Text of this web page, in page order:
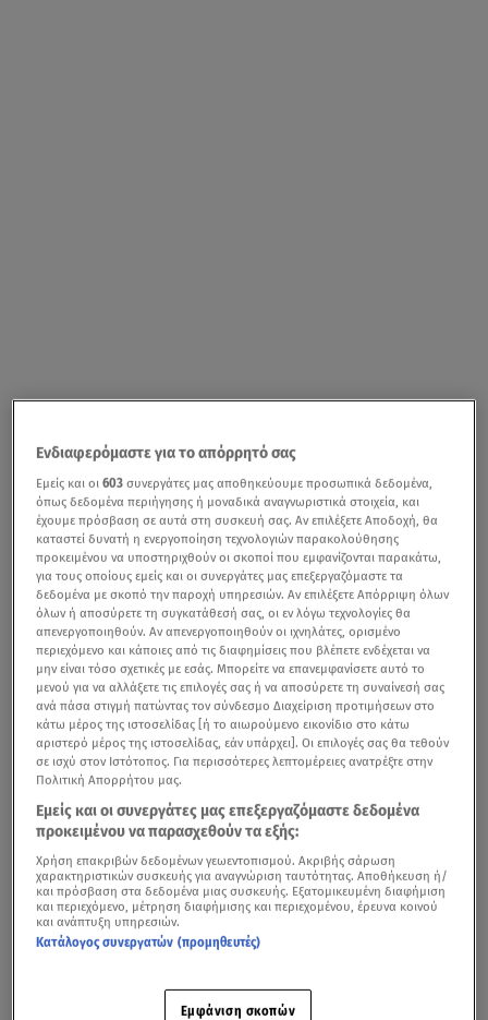
Ενδιαφερόμαστε για το απόρρητό σας
Εμείς και οι603 συνεργάτες μας αποθηκεύουμε προσωπικά δεδομένα,
όπως δεδομένα περιήγησης ή μοναδικά αναγνωριστικά στοιχεία, και
έχουμε πρόσβαση σε αυτά στη συσκευή σας. Αν επιλέξετε Αποδοχή, θα
καταστεί δυνατή η ενεργοποίηση τεχνολογιών παρακολούθησης
προκειμένου να υποστηριχθούν οι σκοποί που εμφανίζονται παρακάτω,
για τους οποίους εμείς και οι συνεργάτες μας επεξεργαζόμαστε τα
δεδομένα με σκοπό την παροχή υπηρεσιών. Αν επιλέξετε Απόρριψη όλων
όλων ή αποσύρετε τη συγκατάθεσή σας, οι εν λόγω τεχνολογίες θα
απενεργοποιηθούν. Αν απενεργοποιηθούν οι ιχνηλάτες, ορισμένο
περιεχόμενο και κάποιες από τις διαφημίσεις που βλέπετε ενδέχεται να
μην είναι τόσο σχετικές με εσάς. Μπορείτε να επανεμφανίσετε αυτό το
μενού για να αλλάξετε τις επιλογές σας ή να αποσύρετε τη συναίνεσή σας
ανά πάσα στιγμή πατώντας τον σύνδεσμο Διαχείριση προτιμήσεων στο
κάτω μέρος της ιστοσελίδας [ή το αιωρούμενο εικονίδιο στο κάτω
αριστερό μέρος της ιστοσελίδας, εάν υπάρχει]. Οι επιλογές σας θα τεθούν
σε ισχύ στον Ιστότοπος. Για περισσότερες λεπτομέρειες ανατρέξτε στην
Πολιτική Απορρήτου μας.
Εμείς και οι συνεργάτες μας επεξεργαζόμαστε δεδομένα
προκειμένου να παρασχεθούν τα εξής:
Χρήση επακριβών δεδομένων γεωεντοπισμού. Ακριβής σάρωση
χαρακτηριστικών συσκευής για αναγνώριση ταυτότητας. Αποθήκευση ή/
και πρόσβαση στα δεδομένα μιας συσκευής. Εξατομικευμένη διαφήμιση
και περιεχόμενο, μέτρηση διαφήμισης και περιεχομένου, έρευνα κοινού
και ανάπτυξη υπηρεσιών.
Κατάλογος συνεργατών (προμηθευτές)
Εμφάνιση σκοπών